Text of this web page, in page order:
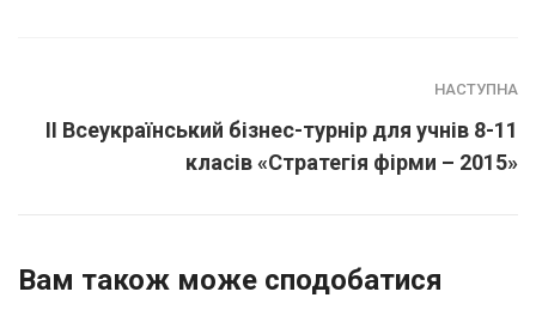
НАСТУПНА
ІІ Всеукраїнський бізнес-турнір для учнів 8-11
класів «Стратегія фірми – 2015»
Вам також може сподобатися